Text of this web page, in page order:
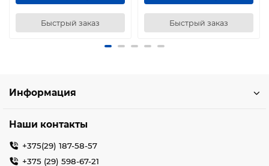
Быстрый заказ Быстрый заказ
Информация
Наши контакты
+375(29) 187-58-57
+375 (29) 598-67-21